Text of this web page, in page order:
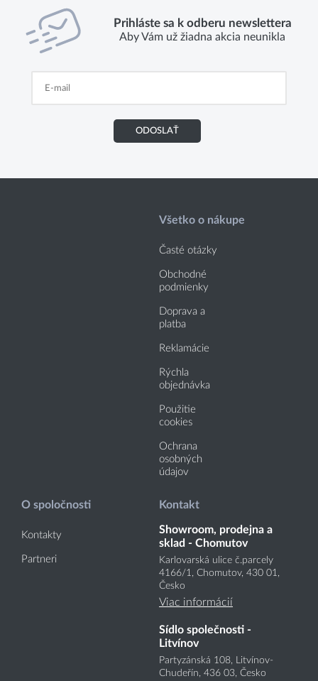
Prihláste sa k odberu newslettera
Aby Vám už žiadna akcia neunikla
ODOSLAŤ
Všetko o nákupe
Časté otázky
Obchodné
podmienky
Doprava a
platba
Reklamácie
Rýchla
objednávka
Použitie
cookies
Ochrana
osobných
údajov
O spoločnosti
Kontakty
Partneri
Kontakt
Showroom, prodejna a
sklad - Chomutov
Karlovarská ulice č.parcely
4166/1, Chomutov, 430 01,
Česko
Viac informácií
Sídlo společnosti -
Litvínov
Partyzánská 108, Litvínov-
Chudeřín, 436 03, Česko